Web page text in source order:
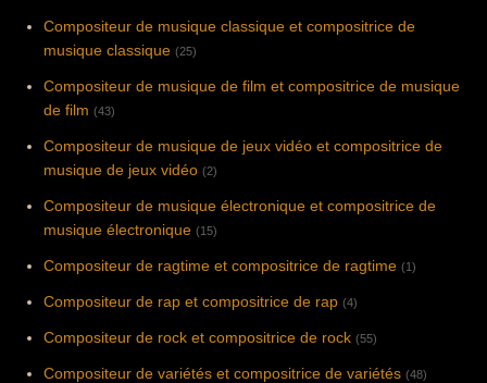
Compositeur de musique classique et compositrice de
musique classique (25)
Compositeur de musique de film et compositrice de musique
de film (43)
Compositeur de musique de jeux vidéo et compositrice de
musique de jeux vidéo (2)
Compositeur de musique électronique et compositrice de
musique électronique (15)
Compositeur de ragtime et compositrice de ragtime (1)
Compositeur de rap et compositrice de rap (4)
Compositeur de rock et compositrice de rock (55)
Compositeur de variétés et compositrice de variétés (48)